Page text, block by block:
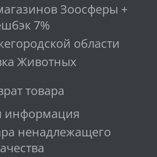
Зоосферы +
7%
области
Животных
товара
информация
ненадлежащего